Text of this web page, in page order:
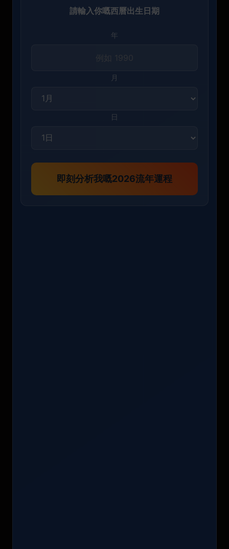
請輸入你嘅西曆出生日期
年
月
日
即刻分析我嘅2026流年運程